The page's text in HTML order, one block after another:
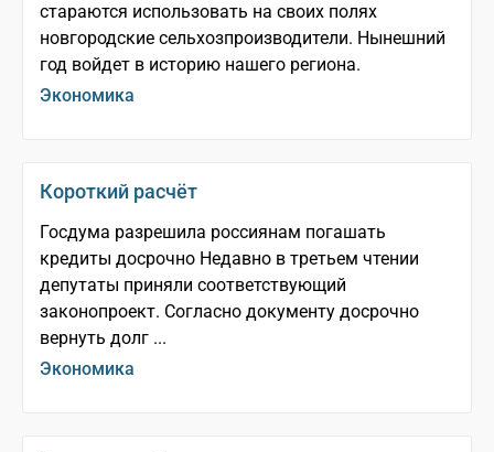
стараются использовать на своих полях
новгородские сельхозпроизводители. Нынешний
год войдет в историю нашего региона.
Экономика
Короткий расчёт
Госдума разрешила россиянам погашать
кредиты досрочно Недавно в третьем чтении
депутаты приняли соответствующий
законопроект. Согласно документу досрочно
вернуть долг ...
Экономика